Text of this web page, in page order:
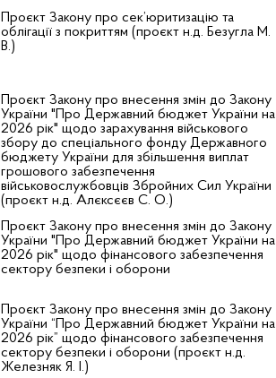
Проєкт Закону про сек’юритизацію та
облігації з покриттям (проєкт н.д. Безугла М.
В.)
Проєкт Закону про внесення змін до Закону
України "Про Державний бюджет України на
2026 рік" щодо зарахування військового
збору до спеціального фонду Державного
бюджету України для збільшення виплат
грошового забезпечення
військовослужбовців Збройних Сил України
(проєкт н.д. Алєксєєв С. О.)
Проєкт Закону про внесення змін до Закону
України "Про Державний бюджет України на
2026 рік" щодо фінансового забезпечення
сектору безпеки і оборони
Проєкт Закону про внесення змін до Закону
України “Про Державний бюджет України на
2026 рік” щодо фінансового забезпечення
сектору безпеки і оборони (проєкт н.д.
Железняк Я. І.)